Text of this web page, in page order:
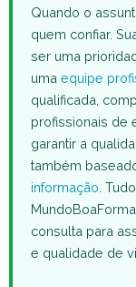
Quando o
quem confiar.
ser uma
uma equipe
qualificada,
profissionais de
garantir a
também
informação .
consulta para
e qualidade de